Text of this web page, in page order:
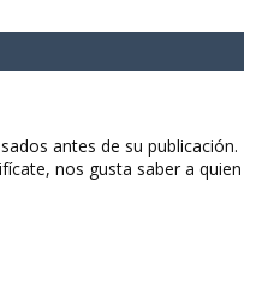
antes de su publicación.
nos gusta saber a quien